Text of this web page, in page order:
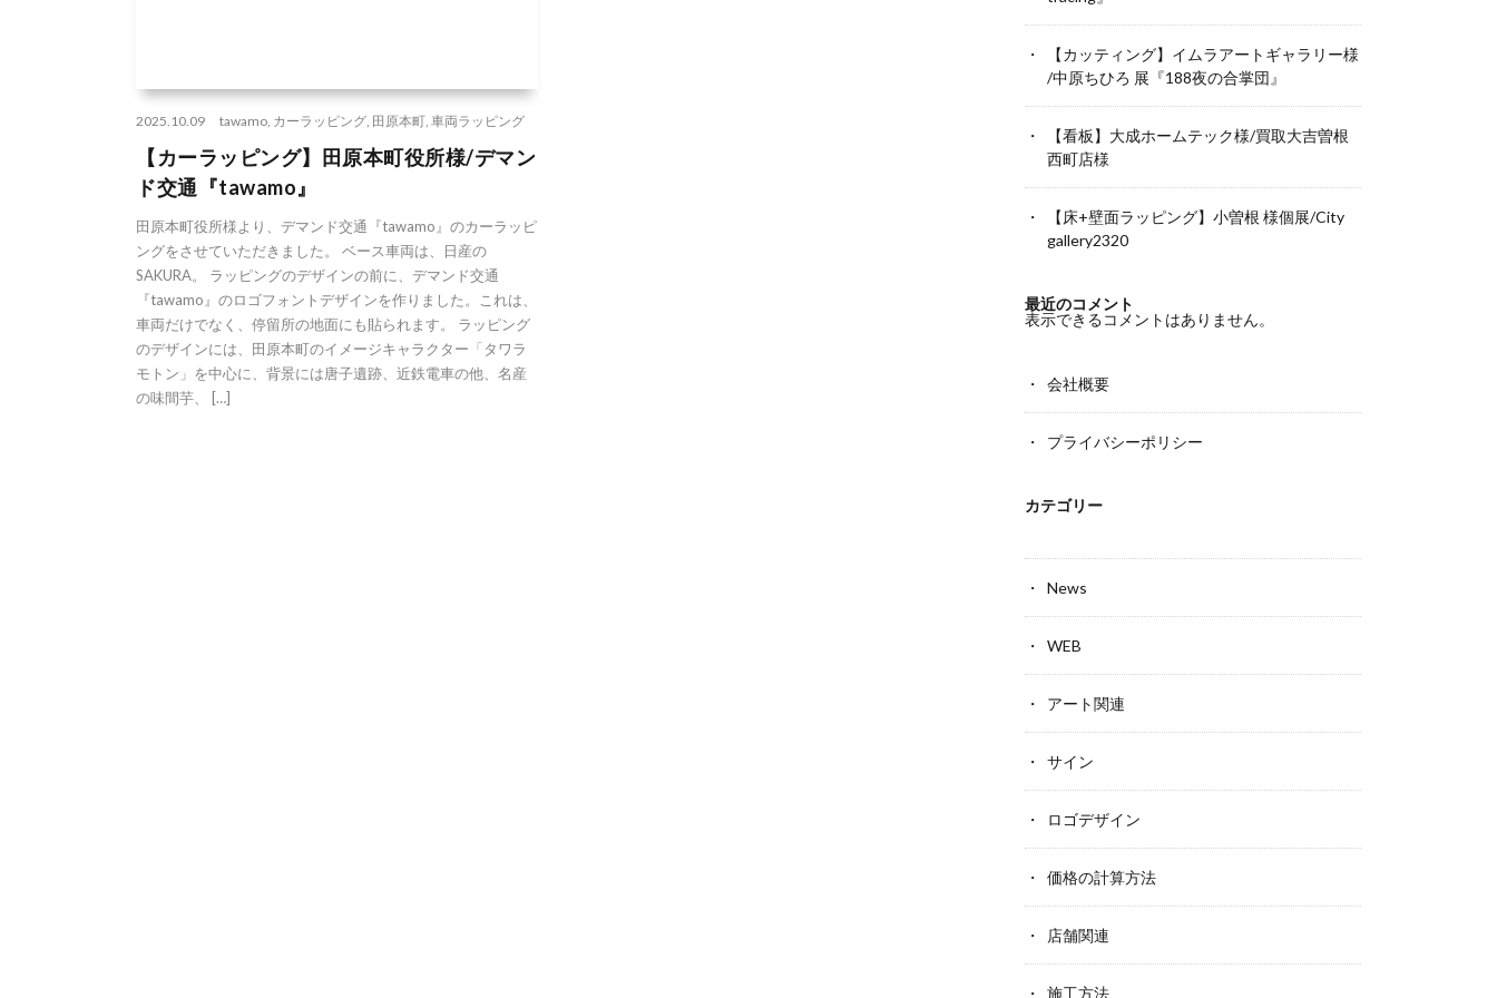
2025.10.09 tawamo, カーラッピング, 田原本町, 車両ラッピング
【カーラッピング】田原本町役所様/デマン
ド交通『tawamo』
田原本町役所様より、デマンド交通『tawamo』のカーラッピ
ングをさせていただきました。 ベース車両は、日産の
SAKURA。 ラッピングのデザインの前に、デマンド交通
『tawamo』のロゴフォントデザインを作りました。これは、
車両だけでなく、停留所の地面にも貼られます。 ラッピング
のデザインには、田原本町のイメージキャラクター「タワラ
モトン」を中心に、背景には唐子遺跡、近鉄電車の他、名産
の味間芋、 […]
【カッティング】イムラアートギャラリー様
/中原ちひろ 展『188夜の合掌団』
【看板】大成ホームテック様/買取大吉曽根
西町店様
【床+壁面ラッピング】小曽根 様個展/City
gallery2320
最近のコメント
表示できるコメントはありません。
会社概要
プライバシーポリシー
カテゴリー
News
WEB
アート関連
サイン
ロゴデザイン
価格の計算方法
店舗関連
施工方法